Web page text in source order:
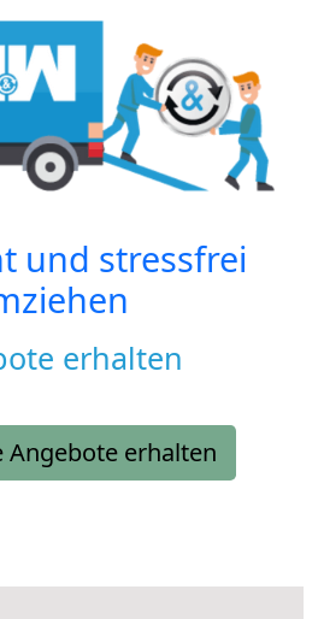
und stressfrei
erhalten
Angebote erhalten